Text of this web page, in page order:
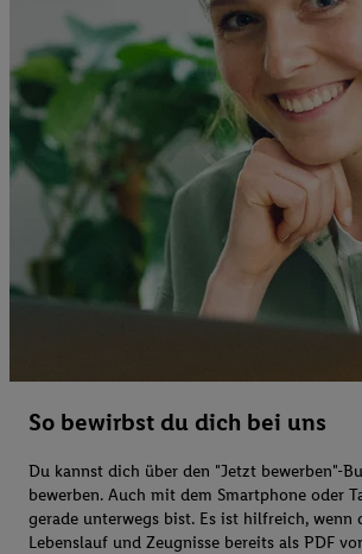
So bewirbst du dich bei uns
Du kannst dich über den "Jetzt bewerben"-
bewerben. Auch mit dem Smartphone oder
gerade unterwegs bist. Es ist hilfreich, wenn
Lebenslauf und Zeugnisse bereits als PDF